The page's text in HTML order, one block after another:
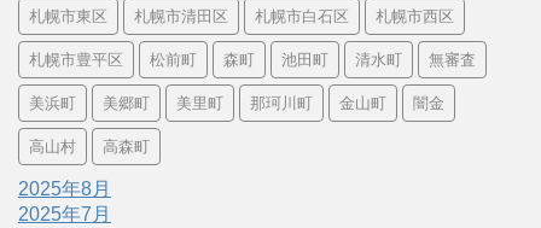
札幌市東区 札幌市清田区 札幌市白石区 札幌市西区
札幌市豊平区 松前町 森町 池田町 清水町 無審査
美浜町 美郷町 美里町 那珂川町 金山町 闇金
高山村 高森町
2025年8月
2025年7月